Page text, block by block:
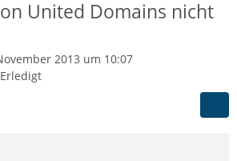
United Domains nicht
2013 um 10:07
Erledigt